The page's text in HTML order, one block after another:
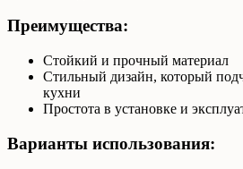
Преимущества:
Стойкий и прочный материал
Стильный дизайн, который
кухни
Простота в установке и
Варианты использования: